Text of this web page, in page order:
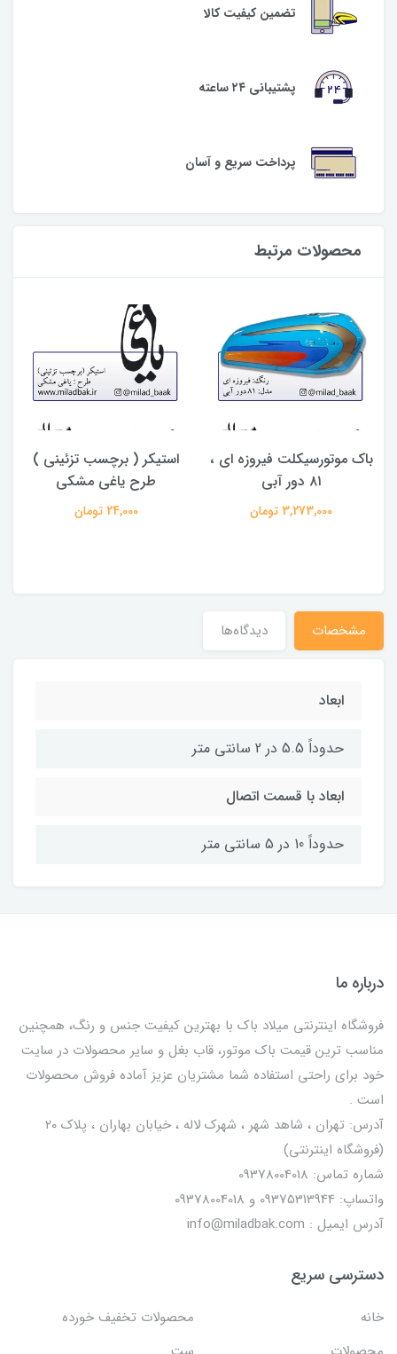
تضمین کیفیت کالا
پشتیبانی ۲۴ ساعته
پرداخت سریع و آسان
محصولات مرتبط
باک موتورسیکلت فیروزه ای ،
۸۱ دور آبی
3,273,000 تومان
استیکر ( برچسب تزئینی )
طرح یاغی مشکی
24,000 تومان
مشخصات دیدگاه‌ها
ابعاد
حدوداً 5.5 در 2 سانتی متر
ابعاد با قسمت اتصال
حدوداً 10 در 5 سانتی متر
درباره ما
فروشگاه اینترنتی میلاد باک با بهترین کیفیت جنس و رنگ، همچنین
مناسب ترین قیمت باک موتور، قاب بغل و سایر محصولات در سایت
خود برای راحتی استفاده شما مشتریان عزیز آماده فروش محصولات
است .
آدرس: تهران ، شاهد شهر ، شهرک لاله ، خیابان بهاران ، پلاک ۲۰
(فروشگاه اینترنتی)
شماره تماس: 09378004018
واتساپ: 09375313944 و 09378004018
آدرس ایمیل : info@miladbak.com
دسترسی سریع
خانه
محصولات تخفیف خورده